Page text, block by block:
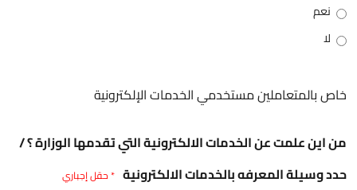
نعم
لا
خاص بالمتعاملين مستخدمي الخدمات الإلكترونية
من اين علمت عن الخدمات الالكترونية التي تقدمها الوزارة ؟ /
حدد وسيلة المعرفه بالخدمات الالكترونية * حقل إجباري